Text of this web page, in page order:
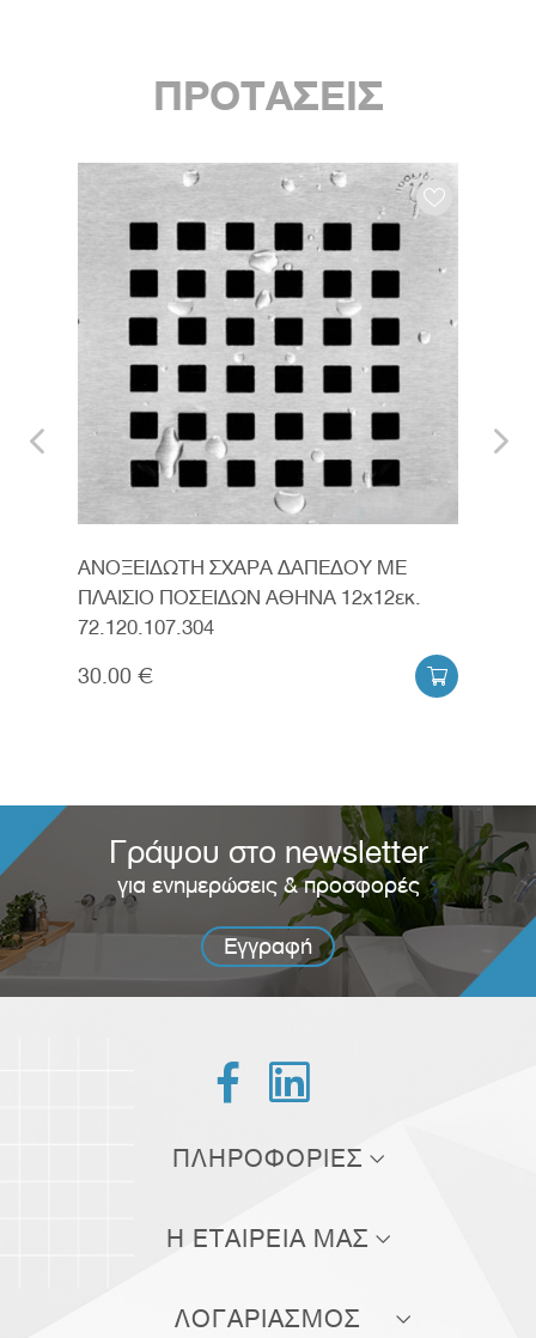
ΠΡΟΤΑΣΕΙΣ
ΑΝΟΞΕΙΔΩΤΗ ΣΧΑΡΑ ΔΑΠΕΔΟΥ ΜΕ
ΠΛΑΙΣΙΟ ΠΟΣΕΙΔΩΝ ΑΘΗΝΑ 12x12εκ.
72.120.107.304
30.00 € 
Γράψου στο newsletter
για ενημερώσεις & προσφορές
Εγγραφή
 
ΠΛΗΡΟΦΟΡΙΕΣ
Η ΕΤΑΙΡΕΙΑ ΜΑΣ
ΛΟΓΑΡΙΑΣΜΟΣ